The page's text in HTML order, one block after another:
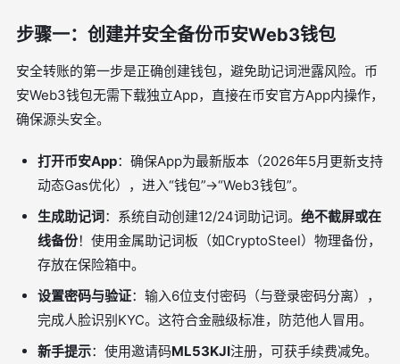
步骤一：创建并安全备份币安Web3钱包
安全转账的第一步是正确创建钱包，避免助记词泄露风险。币
安Web3钱包无需下载独立App，直接在币安官方App内操作，
确保源头安全。
打开币安App：确保App为最新版本（2026年5月更新支持
动态Gas优化），进入“钱包”->“Web3钱包”。
生成助记词：系统自动创建12/24词助记词。 绝不截屏或在
线备份！使用金属助记词板（如CryptoSteel）物理备份，
存放在保险箱中。
设置密码与验证：输入6位支付密码（与登录密码分离），
完成人脸识别KYC。这符合金融级标准，防范他人冒用。
新手提示：使用邀请码ML53KJI注册，可获手续费减免。